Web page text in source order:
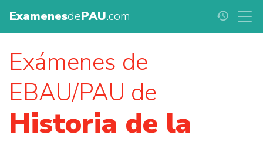
ExamenesdePAU.com history
Exámenes de
EBAU/PAU de
Historia de la